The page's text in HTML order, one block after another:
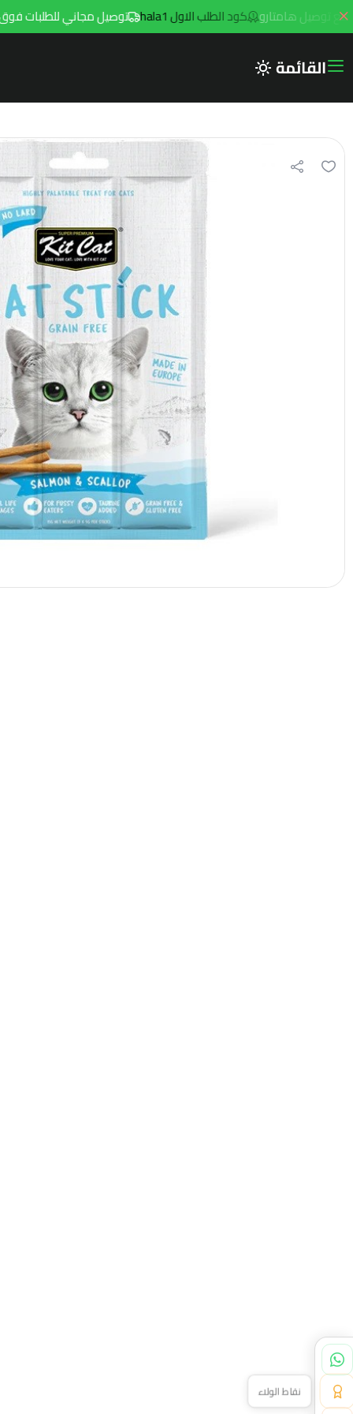
كود الطلب الاول hala1 توصيل مجاني للطلبات فوق 299ريال داخل مدينه الرياض مع توصيل هامتارو
القائمة